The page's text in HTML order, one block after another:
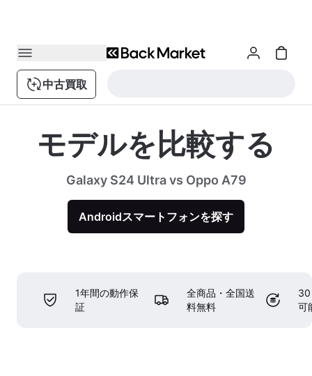
中古買取
モデルを比較する
Galaxy S24 Ultra vs Oppo A79
Androidスマートフォンを探す
1年間の動作保
証
全商品・全国送
料無料
30
可